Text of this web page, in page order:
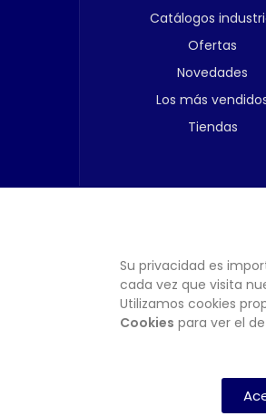
Catálogos
Ofertas
Novedades
Los más
Tiendas
Su privacidad es
cada vez que visita
Utilizamos cookies
Cookies para ver el